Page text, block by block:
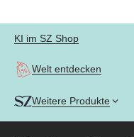
KI im SZ Shop
Welt entdecken
Weitere Produkte